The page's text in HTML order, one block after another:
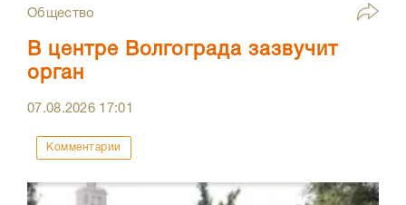
Общество
В центре Волгограда зазвучит
орган
07.08.2026 17:01
Комментарии